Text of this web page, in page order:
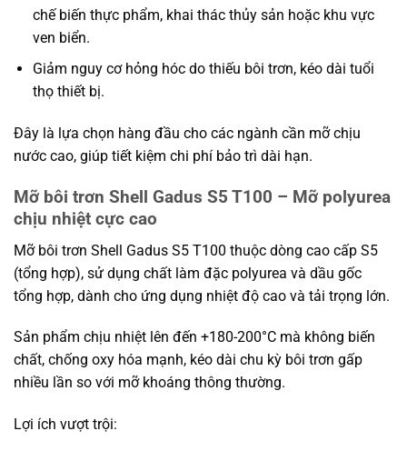
chế biến thực phẩm, khai thác thủy sản hoặc khu vực
ven biển.
Giảm nguy cơ hỏng hóc do thiếu bôi trơn, kéo dài tuổi
thọ thiết bị.
Đây là lựa chọn hàng đầu cho các ngành cần mỡ chịu
nước cao, giúp tiết kiệm chi phí bảo trì dài hạn.
Mỡ bôi trơn Shell Gadus S5 T100 – Mỡ polyurea
chịu nhiệt cực cao
Mỡ bôi trơn Shell Gadus S5 T100 thuộc dòng cao cấp S5
(tổng hợp), sử dụng chất làm đặc polyurea và dầu gốc
tổng hợp, dành cho ứng dụng nhiệt độ cao và tải trọng lớn.
Sản phẩm chịu nhiệt lên đến +180-200°C mà không biến
chất, chống oxy hóa mạnh, kéo dài chu kỳ bôi trơn gấp
nhiều lần so với mỡ khoáng thông thường.
Lợi ích vượt trội: